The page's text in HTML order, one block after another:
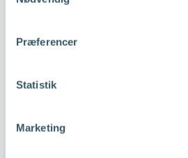
Præferencer
Statistik
Marketing